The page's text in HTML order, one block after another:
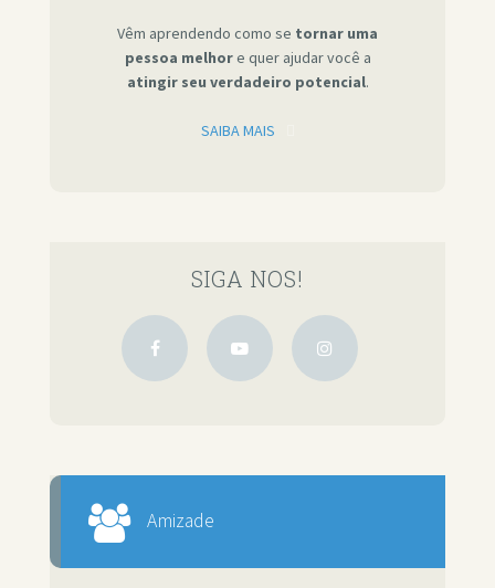
Vêm aprendendo como se tornar uma
pessoa melhore quer ajudar você a
atingir seu verdadeiro potencial.
SAIBA MAIS
SIGA NOS!
Amizade